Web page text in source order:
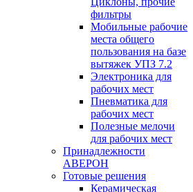
фильтры
Мобильные рабочие
места общего
пользования на базе
вытяжек УПЗ 7.2
Электроника для
рабочих мест
Пневматика для
рабочих мест
Полезные мелочи
для рабочих мест
Принадлежности
АВЕРОН
Готовые решения
Керамическая